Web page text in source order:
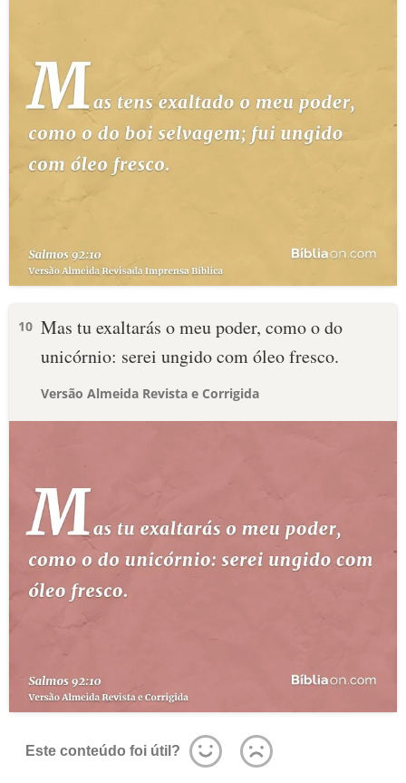
10 Mas tu exaltarás o meu poder, como o do
unicórnio: serei ungido com óleo fresco.
Versão Almeida Revista e Corrigida
Este conteúdo foi útil?